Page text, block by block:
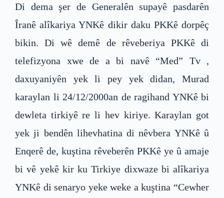
Di dema şer de Generalên supayê pasdarên
Îranê alîkariya YNKê dikir daku PKKê dorpêç
bikin. Di wê demê de rêveberiya PKKê di
telefizyona xwe de a bi navê “Med” Tv ,
daxuyaniyên yek li pey yek didan, Murad
karaylan li 24/12/2000an de ragihand YNKê bi
dewleta tirkiyê re li hev kiriye. Karaylan got
yek ji bendên lihevhatina di nêvbera YNKê û
Enqerê de, kuştina rêveberên PKKê ye û amaje
bi vê yekê kir ku Tirkiye dixwaze bi alîkariya
YNKê di senaryo yeke weke a kuştina “Cewher